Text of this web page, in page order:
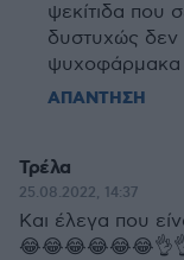
ψεκίτιδα που
δυστυχώς δεν
ψυχοφάρμακα
ΑΠΑΝΤΗΣΗ
Τρέλα
25.08.2022, 14:37
Και έλεγα που